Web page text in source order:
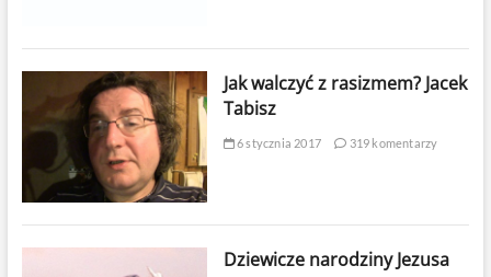
Jak walczyć z rasizmem? Jacek
Tabisz
6 stycznia 2017 319 komentarzy
Dziewicze narodziny Jezusa